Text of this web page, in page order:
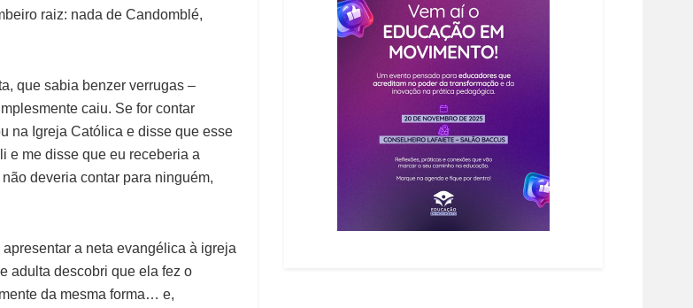
raiz: nada de Candomblé,
que sabia benzer verrugas –
caiu. Se for contar
na Igreja Católica e disse que esse
e me disse que eu receberia a
deveria contar para ninguém,
a neta evangélica à igreja
adulta descobri que ela fez o
da mesma forma… e,